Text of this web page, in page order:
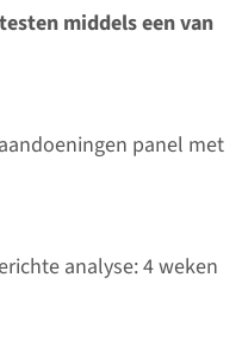
middels een van
panel met
analyse: 4 weken
analyse: 4